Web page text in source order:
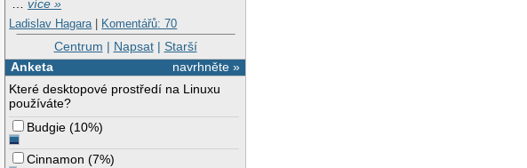
…více »
Ladislav Hagara | Komentářů: 70
Centrum | Napsat| Starší
navrhněte »
Anketa
Které desktopové prostředí na Linuxu
používáte?
Budgie (10%)
Cinnamon (7%)